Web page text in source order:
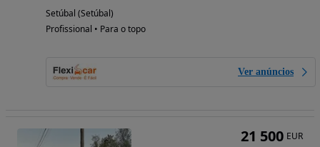
Setúbal (Setúbal)
Profissional • Para o topo
Ver anúncios
21 500 EUR